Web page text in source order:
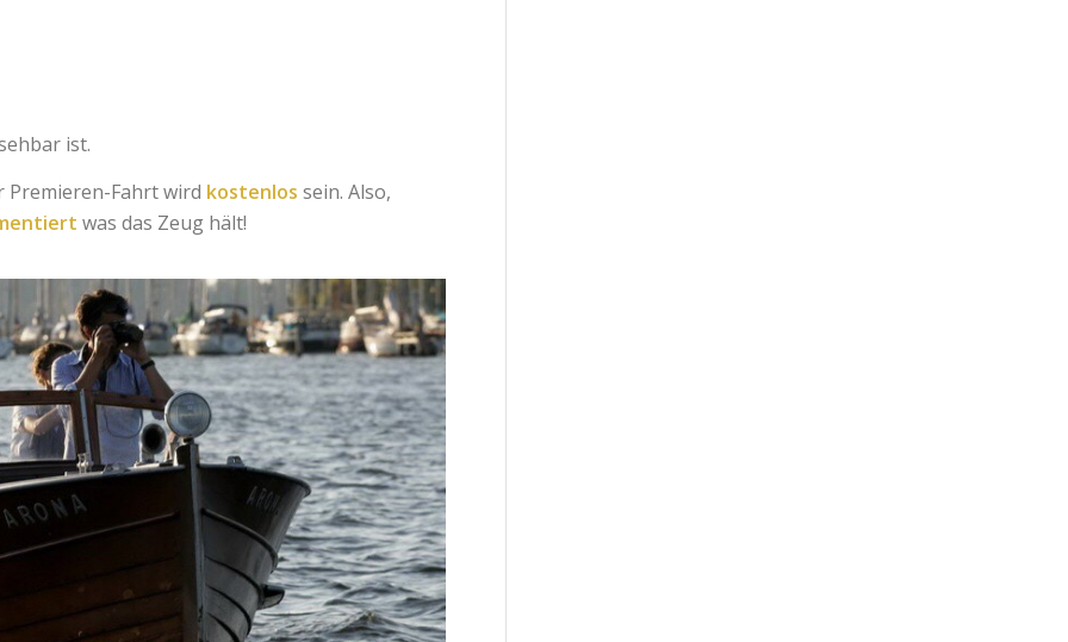
ist.
Premieren-Fahrt wird kostenlos sein. Also,
was das Zeug hält!